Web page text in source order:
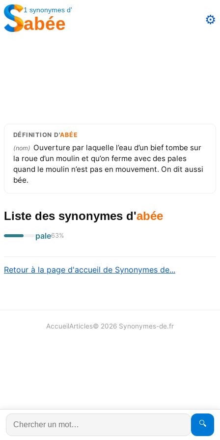
1 synonymes d'
abée ⚙️
DÉFINITION D'ABÉE
(nom) Ouverture par laquelle l’eau d’un bief tombe sur
la roue d’un moulin et qu’on ferme avec des pales
quand le moulin n’est pas en mouvement. On dit aussi
bée.
Liste des synonymes d'abée
pale63%
Retour à la page d'accueil de Synonymes de...
🔍
AccueilArticles© 2026 Synonymes-de.fr